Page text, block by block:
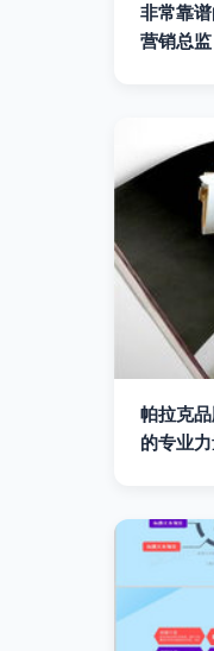
非常靠
营销总监
帕拉克
的专业